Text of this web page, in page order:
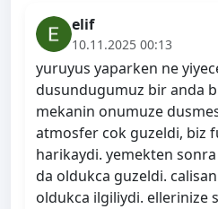
elif
10.11.2025 00:13
yuruyus yaparken ne
dusundugumuz bir anda
mekanin onumuze
atmosfer cok guzeldi, biz
harikaydi. yemekten
da oldukca guzeldi.
oldukca ilgiliydi. ellerinize